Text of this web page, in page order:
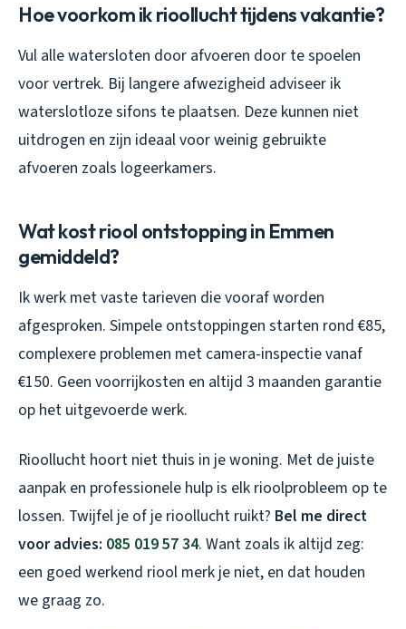
Hoe voorkom ik rioollucht tijdens vakantie?
Vul alle watersloten door afvoeren door te spoelen
voor vertrek. Bij langere afwezigheid adviseer ik
waterslotloze sifons te plaatsen. Deze kunnen niet
uitdrogen en zijn ideaal voor weinig gebruikte
afvoeren zoals logeerkamers.
Wat kost riool ontstopping in Emmen
gemiddeld?
Ik werk met vaste tarieven die vooraf worden
afgesproken. Simpele ontstoppingen starten rond €85,
complexere problemen met camera-inspectie vanaf
€150. Geen voorrijkosten en altijd 3 maanden garantie
op het uitgevoerde werk.
Rioollucht hoort niet thuis in je woning. Met de juiste
aanpak en professionele hulp is elk rioolprobleem op te
lossen. Twijfel je of je rioollucht ruikt? Bel me direct
voor advies: 085 019 57 34. Want zoals ik altijd zeg:
een goed werkend riool merk je niet, en dat houden
we graag zo.